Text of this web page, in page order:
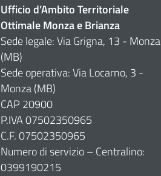
Ufficio d’Ambito Territoriale
Ottimale Monza e Brianza
Sede legale: Via Grigna, 13 - Monza
(MB)
Sede operativa: Via Locarno, 3 -
Monza (MB)
CAP 20900
P.IVA 07502350965
C.F. 07502350965
Numero di servizio – Centralino:
0399190215